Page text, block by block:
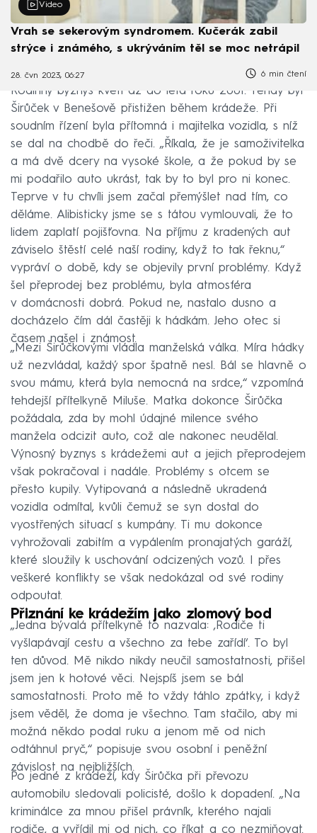
Video
Vrah se sekerovým syndromem. Kučerák zabil
strýce i známého, s ukrýváním těl se moc netrápil
28. čvn 2023, 06:27 6 min čtení
Rodinný byznys kvetl až do léta roku 2001. Tehdy byl
Širůček v Benešově přistižen během krádeže. Při
soudním řízení byla přítomná i majitelka vozidla, s níž
se dal na chodbě do řeči. „Říkala, že je samoživitelka
a má dvě dcery na vysoké škole, a že pokud by se
mi podařilo auto ukrást, tak by to byl pro ni konec.
Teprve v tu chvíli jsem začal přemýšlet nad tím, co
děláme. Alibisticky jsme se s tátou vymlouvali, že to
lidem zaplatí pojišťovna. Na příjmu z kradených aut
záviselo štěstí celé naší rodiny, když to tak řeknu,“
vypráví o době, kdy se objevily první problémy. Když
šel přeprodej bez problému, byla atmosféra
v domácnosti dobrá. Pokud ne, nastalo dusno a
docházelo čím dál častěji k hádkám. Jeho otec si
časem našel i známost.
„Mezi Širůčkovými vládla manželská válka. Míra hádky
už nezvládal, každý spor špatně nesl. Bál se hlavně o
svou mámu, která byla nemocná na srdce,“ vzpomíná
tehdejší přítelkyně Miluše. Matka dokonce Širůčka
požádala, zda by mohl údajné milence svého
manžela odcizit auto, což ale nakonec neudělal.
Výnosný byznys s krádežemi aut a jejich přeprodejem
však pokračoval i nadále. Problémy s otcem se
přesto kupily. Vytipovaná a následně ukradená
vozidla odmítal, kvůli čemuž se syn dostal do
vyostřených situací s kumpány. Ti mu dokonce
vyhrožovali zabitím a vypálením pronajatých garáží,
které sloužily k uschování odcizených vozů. I přes
veškeré konflikty se však nedokázal od své rodiny
odpoutat.
Přiznání ke krádežím jako zlomový bod
„Jedna bývalá přítelkyně to nazvala: ‚Rodiče ti
vyšlapávají cestu a všechno za tebe zařídí‘. To byl
ten důvod. Mě nikdo nikdy neučil samostatnosti, přišel
jsem jen k hotové věci. Nejspíš jsem se bál
samostatnosti. Proto mě to vždy táhlo zpátky, i když
jsem věděl, že doma je všechno. Tam stačilo, aby mi
možná někdo podal ruku a jenom mě od nich
odtáhnul pryč,“ popisuje svou osobní i peněžní
závislost na nejbližších.
Po jedné z krádeží, kdy Širůčka při převozu
automobilu sledovali policisté, došlo k dopadení. „Na
kriminálce za mnou přišel právník, kterého najali
rodiče, a vyřídil mi od nich, co říkat a co nezmiňovat.